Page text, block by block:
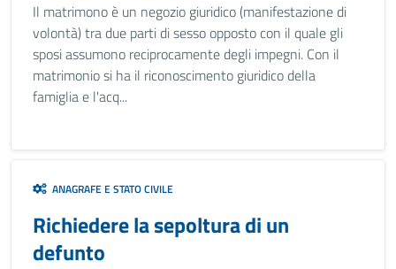
Il matrimono è un negozio giuridico (manifestazione di
volontà) tra due parti di sesso opposto con il quale gli
sposi assumono reciprocamente degli impegni. Con il
matrimonio si ha il riconoscimento giuridico della
famiglia e l'acq...
ANAGRAFE E STATO CIVILE
Richiedere la sepoltura di un
defunto